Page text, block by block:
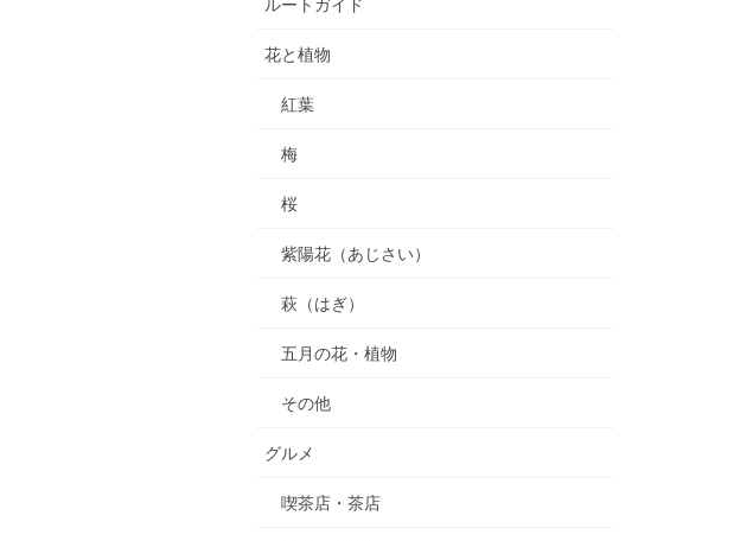
ルートガイド
花と植物
紅葉
梅
桜
紫陽花（あじさい）
萩（はぎ）
五月の花・植物
その他
グルメ
喫茶店・茶店